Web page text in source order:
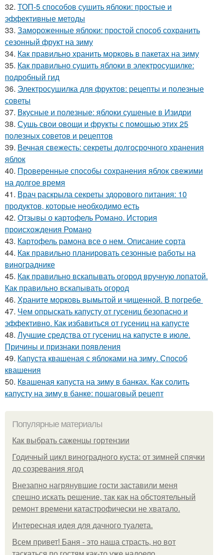
32. ТОП-5 способов сушить яблоки: простые и
эффективные методы
33. Замороженные яблоки: простой способ сохранить
сезонный фрукт на зиму
34. Как правильно хранить морковь в пакетах на зиму
35. Как правильно сушить яблоки в электросушилке:
подробный гид
36. Электросушилка для фруктов: рецепты и полезные
советы
37. Вкусные и полезные: яблоки сушеные в Изидри
38. Сушь свои овощи и фрукты с помощью этих 25
полезных советов и рецептов
39. Вечная свежесть: секреты долгосрочного хранения
яблок
40. Проверенные способы сохранения яблок свежими
на долгое время
41. Врач раскрыла секреты здорового питания: 10
продуктов, которые необходимо есть
42. Отзывы о картофель Романо. История
происхождения Романо
43. Картофель рамона все о нем. Описание сорта
44. Как правильно планировать сезонные работы на
винограднике
45. Как правильно вскапывать огород вручную лопатой.
Как правильно вскапывать огород
46. Храните морковь вымытой и чищенной. В погребе
47. Чем опрыскать капусту от гусениц безопасно и
эффективно. Как избавиться от гусениц на капусте
48. Лучшие средства от гусениц на капусте в июле.
Причины и признаки появления
49. Капуста квашеная с яблоками на зиму. Способ
квашения
50. Квашеная капуста на зиму в банках. Как солить
капусту на зиму в банке: пошаговый рецепт
Популярные материалы
Как выбрать саженцы гортензии
Годичный цикл виноградного куста: от зимней спячки
до созревания ягод
Внезапно нагрянувшие гости заставили меня
спешно искать решение, так как на обстоятельный
ремонт времени катастрофически не хватало.
Интересная идея для дачного туалета.
Всем привет! Баня - это наша страсть, но вот